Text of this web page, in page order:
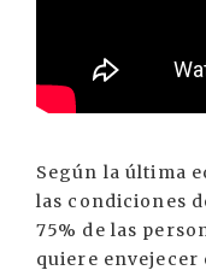
Según la última
las condiciones
75% de las
quiere envejecer